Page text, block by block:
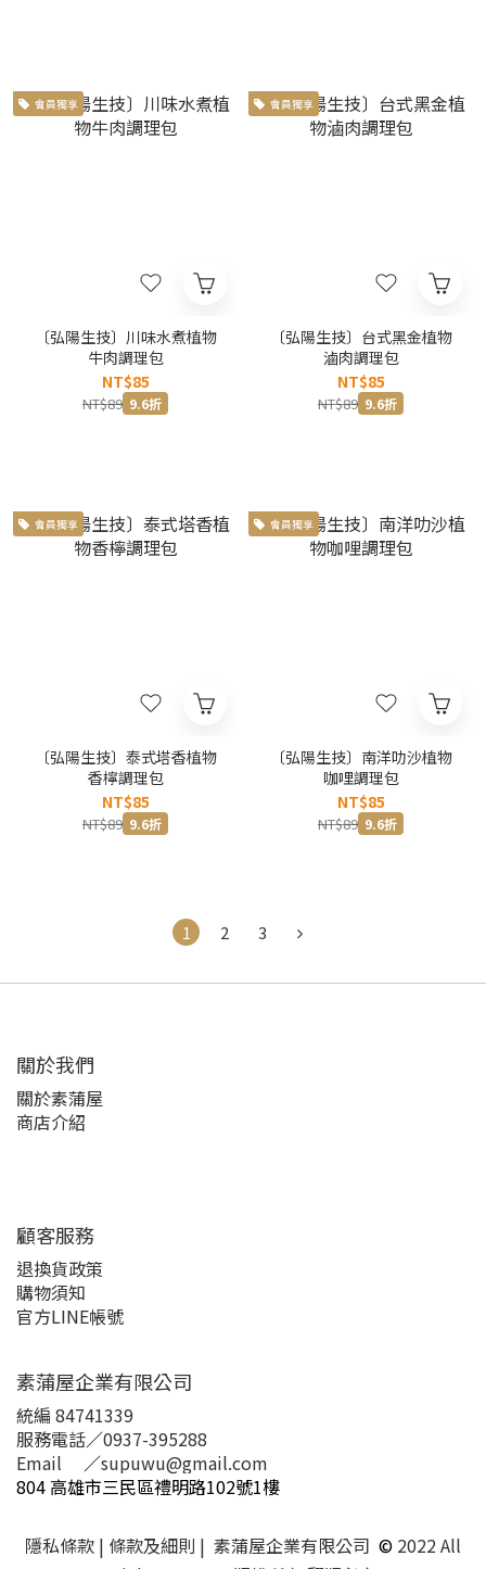
會員獨享
〔弘陽生技〕川味水煮植物
牛肉調理包
NT$85
NT$89 9.6折
會員獨享
〔弘陽生技〕台式黑金植物
滷肉調理包
NT$85
NT$89 9.6折
會員獨享
〔弘陽生技〕泰式塔香植物
香檸調理包
NT$85
NT$89 9.6折
會員獨享
〔弘陽生技〕南洋叻沙植物
咖哩調理包
NT$85
NT$89 9.6折
1 2 3
關於我們
關於素蒲屋
商店介紹
顧客服務
退換貨政策
購物須知
官方LINE帳號
素蒲屋企業有限公司
統編 84741339
服務電話／0937-395288
Email ／supuwu@gmail.com
804 高雄市三民區禮明路102號1樓
隱私條款 | 條款及細則 | 素蒲屋企業有限公司 © 2022 All